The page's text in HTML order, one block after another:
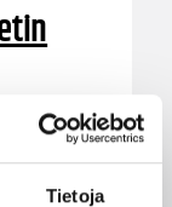
Tietoja
viimeksi